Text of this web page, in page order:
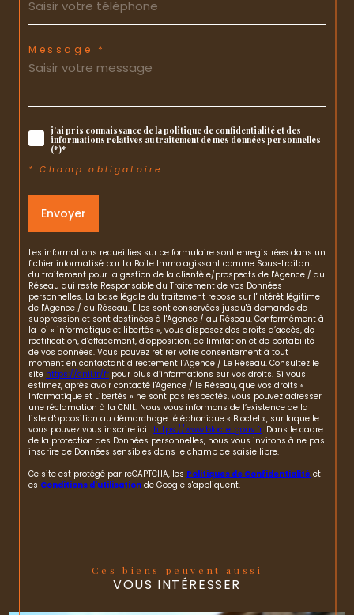
Message *
j'ai pris connaissance de la politique de confidentialité et des
informations relatives au traitement de mes données personnelles
(*)*
* Champ obligatoire
Envoyer
Les informations recueillies sur ce formulaire sont enregistrées dans un
fichier informatisé par La Boite Immo agissant comme Sous-traitant
du traitement pour la gestion de la clientèle/prospects de l'Agence / du
Réseau qui reste Responsable du Traitement de vos Données
personnelles. La base légale du traitement repose sur l'intérêt légitime
de l'Agence / du Réseau. Elles sont conservées jusqu'à demande de
suppression et sont destinées à l'Agence / au Réseau. Conformément à
la loi « informatique et libertés », vous disposez des droits d’accès, de
rectification, d’effacement, d’opposition, de limitation et de portabilité
de vos données. Vous pouvez retirer votre consentement à tout
moment en contactant directement l’Agence / Le Réseau. Consultez le
site https://cnil.fr/fr pour plus d’informations sur vos droits. Si vous
estimez, après avoir contacté l'Agence / le Réseau, que vos droits «
Informatique et Libertés » ne sont pas respectés, vous pouvez adresser
une réclamation à la CNIL. Nous vous informons de l’existence de la
liste d'opposition au démarchage téléphonique « Bloctel », sur laquelle
vous pouvez vous inscrire ici : https://www.bloctel.gouv.fr. Dans le cadre
de la protection des Données personnelles, nous vous invitons à ne pas
inscrire de Données sensibles dans le champ de saisie libre.
Ce site est protégé par reCAPTCHA, les Politiques de Confidentialité et
es Conditions d'utilisation de Google s'appliquent.
Ces biens peuvent aussi
VOUS INTÉRESSER